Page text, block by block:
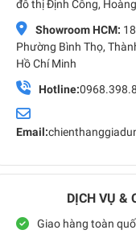
đô thị Định Công,
Showroom HCM:
Phường Bình Thọ,
Hồ Chí Minh
Hotline:
Email:
DỊCH VỤ &
Giao hàng toàn